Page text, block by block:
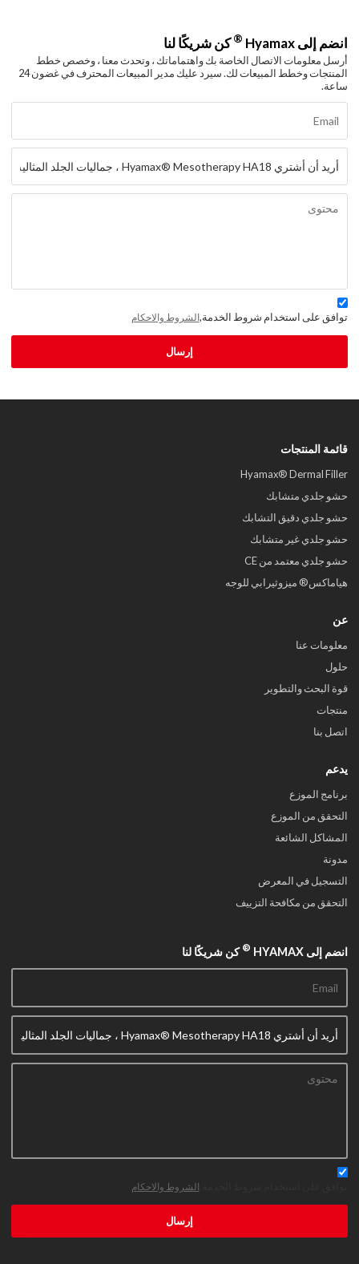
انضم إلى Hyamax ®كن شريكًا لنا
أرسل معلومات الاتصال الخاصة بك واهتماماتك ، وتحدث معنا ، وخصص خطط
المنتجات وخطط المبيعات لك. سيرد عليك مدير المبيعات المحترف في غضون 24
ساعة.
توافق على استخدام شروط الخدمة,الشروط والاحكام
إرسال
قائمة المنتجات
Hyamax® Dermal Filler
حشو جلدي متشابك
حشو جلدي دقيق التشابك
حشو جلدي غير متشابك
حشو جلدي معتمد من CE
هياماكس® ميزوثيرابي للوجه
عن
معلومات عنا
حلول
قوة البحث والتطوير
منتجات
اتصل بنا
يدعم
برنامج الموزع
التحقق من الموزع
المشاكل الشائعة
مدونة
التسجيل في المعرض
التحقق من مكافحة التزييف
انضم إلى HYAMAX ® كن شريكًا لنا
الشروط والاحكام
إرسال